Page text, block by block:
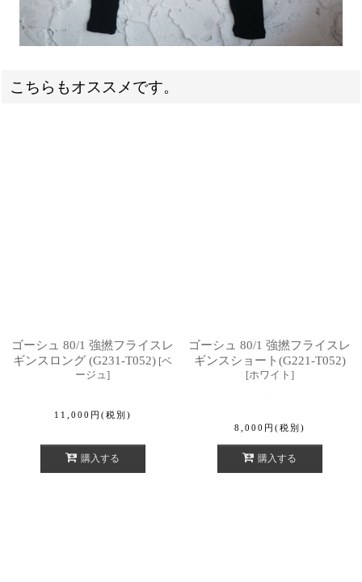
こちらもオススメです。
ゴーシュ 80/1 強撚フライスレ
ギンスロング (G231-T052) [ベ
ージュ ]
11,000 円 (税別)
購入する
ゴーシュ 80/1 強撚フライスレ
ギンスショート(G221-T052)
[ホワイト ]
8,000 円 (税別)
購入する